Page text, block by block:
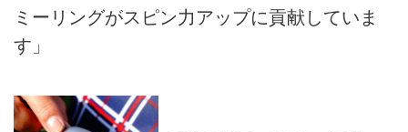
ミーリングがスピン力アップに貢献していま
す」